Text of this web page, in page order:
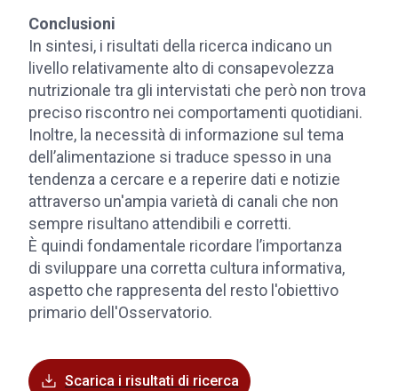
Conclusioni
In sintesi, i risultati della ricerca indicano un
livello relativamente alto di consapevolezza
nutrizionale tra gli intervistati che però non trova
preciso riscontro nei comportamenti quotidiani.
Inoltre, la necessità di informazione sul tema
dell’alimentazione si traduce spesso in una
tendenza a cercare e a reperire dati e notizie
attraverso un'ampia varietà di canali che non
sempre risultano attendibili e corretti.
È quindi fondamentale ricordare l’importanza
di sviluppare una corretta cultura informativa,
aspetto che rappresenta del resto l'obiettivo
primario dell'Osservatorio.
Scarica i risultati di ricerca